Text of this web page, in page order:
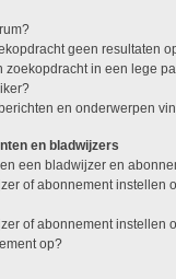
geen resultaten
zoekopdracht in een lege
en onderwerpen
en bladwijzers
een bladwijzer en
of abonnement instellen
of abonnement instellen
op?